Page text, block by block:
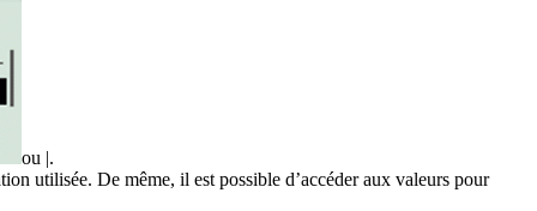
ou |.
utilisée. De même, il est possible d’accéder aux valeurs pour